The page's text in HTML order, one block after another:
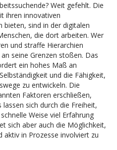
Weit gefehlt. Die
ihren innovativen
bieten, sind in der digitalen
die dort arbeiten. Wer
und straffe Hierarchien
seine Grenzen stoßen. Das
ein hohes Maß an
und die Fähigkeit,
zu entwickeln. Die
Faktoren erschließen,
sich durch die Freiheit,
Weise viel Erfahrung
sich aber auch die Möglichkeit,
aktiv in Prozesse involviert zu